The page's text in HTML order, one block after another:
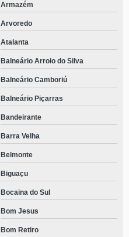
Armazém
Arvoredo
Atalanta
Balneário Arroio do Silva
Balneário Camboriú
Balneário Piçarras
Bandeirante
Barra Velha
Belmonte
Biguaçu
Bocaina do Sul
Bom Jesus
Bom Retiro